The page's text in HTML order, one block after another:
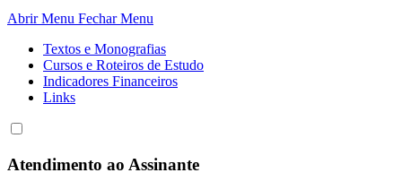
Abrir Menu Fechar Menu
Textos e Monografias
Cursos e Roteiros de Estudo
Indicadores Financeiros
Links
Atendimento ao Assinante